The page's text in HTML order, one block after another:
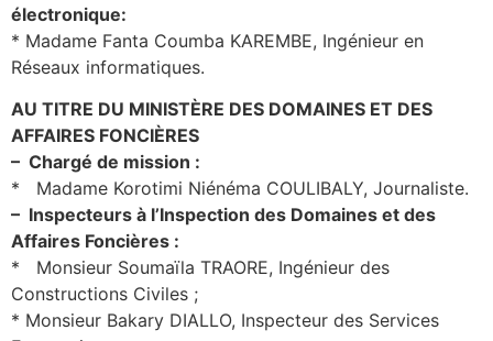
électronique:
* Madame Fanta Coumba KAREMBE, Ingénieur en
Réseaux informatiques.
AU TITRE DU MINISTÈRE DES DOMAINES ET DES
AFFAIRES FONCIÈRES
– Chargé de mission :
* Madame Korotimi Niénéma COULIBALY, Journaliste.
– Inspecteurs à l’Inspection des Domaines et des
Affaires Foncières :
* Monsieur Soumaïla TRAORE, Ingénieur des
Constructions Civiles ;
* Monsieur Bakary DIALLO, Inspecteur des Services